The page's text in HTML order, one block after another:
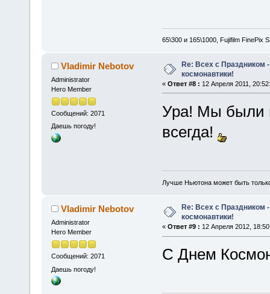
65\300 и 165\1000, Fujifilm FinePix
Vladimir Nebotov
Administrator
Hero Member
Сообщений: 2071
Даешь погоду!
Re: Всех с
космонавтики!
« Ответ #8 : 12 Апреля 2011,
Ура! Мы были
всегда!
Лучше Ньютона может быть
Vladimir Nebotov
Administrator
Hero Member
Сообщений: 2071
Даешь погоду!
Re: Всех с
космонавтики!
« Ответ #9 : 12 Апреля 2012,
С Днем